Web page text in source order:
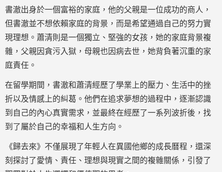
書澈出身於一個富裕的家庭，他的父親是一位成功的商人，
但書澈並不想依賴家庭的背景，而是希望通過自己的努力實
現理想。蕭清則是一個獨立、堅強的女孩，她的家庭背景複
雜，父親因貪污入獄，母親也因病去世，她背負著沉重的家
庭責任。
在留學期間，書澈和蕭清經歷了學業上的壓力、生活中的挫
折以及情感上的糾葛。他們在追求夢想的過程中，逐漸認識
到自己的內心真實需求，並最終在經歷了一系列波折後，找
到了屬於自己的幸福和人生方向。
《歸去來》不僅展現了年輕人在異國他鄉的成長曆程，還深
刻探討了愛情、責任、理想與現實之間的複雜關係，引發了